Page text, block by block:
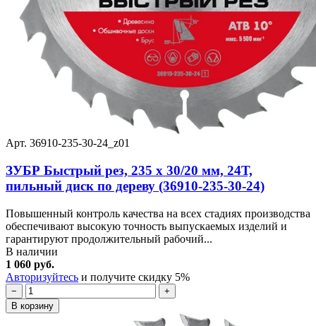
Арт. 36910-235-30-24_z01
ЗУБР Быстрый рез, 235 x 30/20 мм, 24Т,
пильный диск по дереву (36910-235-30-24)
Повышенный контроль качества на всех стадиях производства
обеспечивают высокую точность выпускаемых изделий и
гарантируют продолжительный рабочий...
В наличии
1 060 руб.
Авторизуйтесь и получите скидку 5%
−
+
В корзину